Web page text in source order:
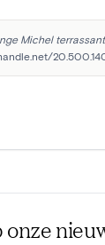
Michel
onze